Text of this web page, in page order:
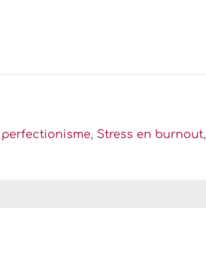
perfectionisme, Stress en burnout,